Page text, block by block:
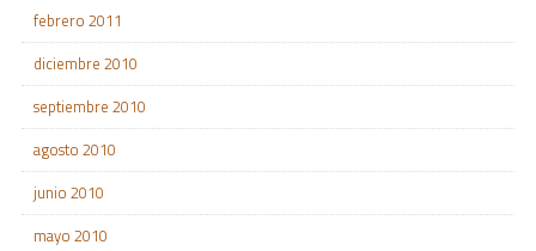
febrero 2011
diciembre 2010
septiembre 2010
agosto 2010
junio 2010
mayo 2010